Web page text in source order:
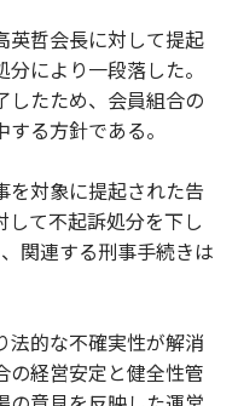
英哲会長に対して提起
により一段落した。
したため、会員組合の
る方針である。
を対象に提起された告
て不起訴処分を下し
関連する刑事手続きは
法的な不確実性が解消
の経営安定と健全性管